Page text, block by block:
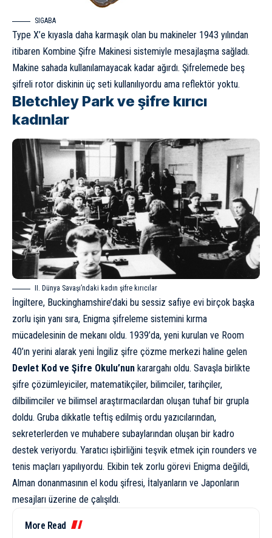
SIGABA
Type X’e kıyasla daha karmaşık olan bu makineler 1943 yılından
itibaren Kombine Şifre Makinesi sistemiyle mesajlaşma sağladı.
Makine sahada kullanılamayacak kadar ağırdı. Şifrelemede beş
şifreli rotor diskinin üç seti kullanılıyordu ama reflektör yoktu.
Bletchley Park ve şifre kırıcı
kadınlar
II. Dünya Savaşı’ndaki kadın şifre kırıcılar
İngiltere, Buckinghamshire’daki bu sessiz safiye evi birçok başka
zorlu işin yanı sıra, Enigma şifreleme sistemini kırma
mücadelesinin de mekanı oldu. 1939’da, yeni kurulan ve Room
40’ın yerini alarak yeni İngiliz şifre çözme merkezi haline gelen
Devlet Kod ve Şifre Okulu’nun karargahı oldu. Savaşla birlikte
şifre çözümleyiciler, matematikçiler, bilimciler, tarihçiler,
dilbilimciler ve bilimsel araştırmacılardan oluşan tuhaf bir grupla
doldu. Gruba dikkatle teftiş edilmiş ordu yazıcılarından,
sekreterlerden ve muhabere subaylarından oluşan bir kadro
destek veriyordu. Yaratıcı işbirliğini teşvik etmek için rounders ve
tenis maçları yapılıyordu. Ekibin tek zorlu görevi Enigma değildi,
Alman donanmasının el kodu şifresi, İtalyanların ve Japonların
mesajları üzerine de çalışıldı.
More Read